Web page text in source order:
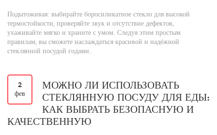
Подытоживая: выбирайте боросиликатное стекло для высокой
термостойкости, проверяйте звук и отсутствие дефектов,
ухаживайте мягко и храните с умом. Следуя этим простым
правилам, вы сможете наслаждаться красивой и надёжной
стеклянной посудой годами.
2
фев
МОЖНО ЛИ ИСПОЛЬЗОВАТЬ
СТЕКЛЯННУЮ ПОСУДУ ДЛЯ ЕДЫ:
КАК ВЫБРАТЬ БЕЗОПАСНУЮ И
КАЧЕСТВЕННУЮ